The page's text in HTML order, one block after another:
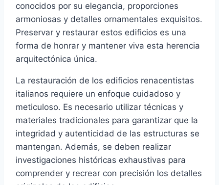
conocidos por su elegancia, proporciones
armoniosas y detalles ornamentales exquisitos.
Preservar y restaurar estos edificios es una
forma de honrar y mantener viva esta herencia
arquitectónica única.
La restauración de los edificios renacentistas
italianos requiere un enfoque cuidadoso y
meticuloso. Es necesario utilizar técnicas y
materiales tradicionales para garantizar que la
integridad y autenticidad de las estructuras se
mantengan. Además, se deben realizar
investigaciones históricas exhaustivas para
comprender y recrear con precisión los detalles